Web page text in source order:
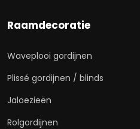
Raamdecoratie
Waveplooi gordijnen
Plissé gordijnen / blinds
Jaloezieën
Rolgordijnen